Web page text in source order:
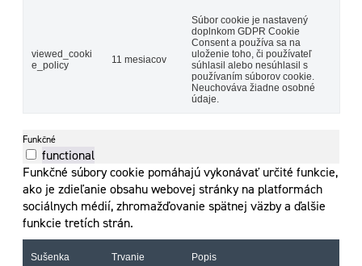
viewed_cooki
e_policy
11 mesiacov
Súbor cookie je nastavený
doplnkom GDPR Cookie
Consent a používa sa na
uloženie toho, či používateľ
súhlasil alebo nesúhlasil s
používaním súborov cookie.
Neuchováva žiadne osobné
údaje.
Funkčné
functional
Funkčné súbory cookie pomáhajú vykonávať určité funkcie,
ako je zdieľanie obsahu webovej stránky na platformách
sociálnych médií, zhromažďovanie spätnej väzby a ďalšie
funkcie tretích strán.
Sušenka Trvanie Popis